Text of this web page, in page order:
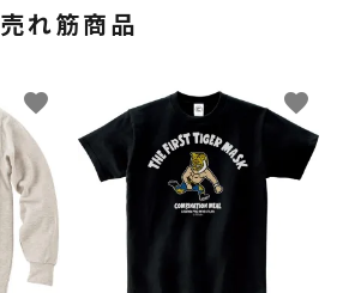
売れ筋商品
favorite favorite